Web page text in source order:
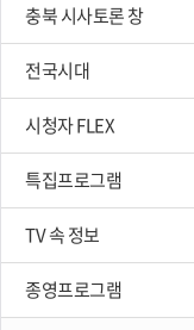
충북 시사토론 창
전국시대
시청자 FLEX
특집프로그램
TV 속 정보
종영프로그램